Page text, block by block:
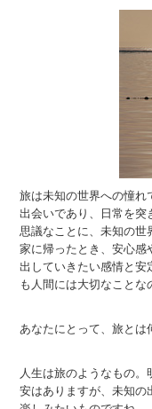
旅は未知の世界への憧れ
出会いであり、日常を突
思議なことに、未知の世
家に帰ったとき、安心感
出していきたい感情と安
も人間には大切なことな
あなたにとって、旅とは
人生は旅のようなもの
安はありますが、未知の